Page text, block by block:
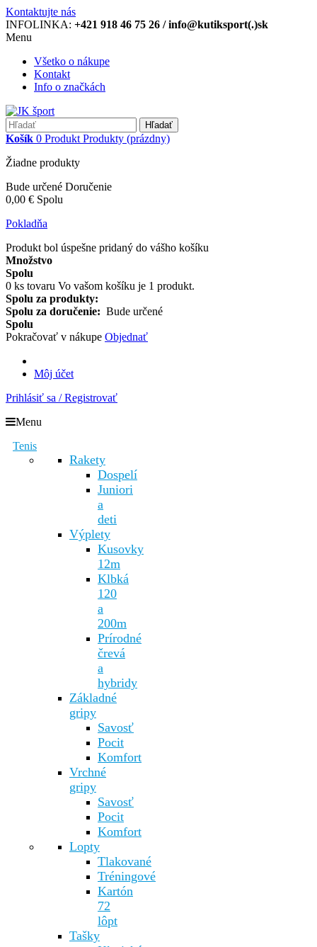
Kontaktujte nás
INFOLINKA: +421 918 46 75 26 / info@kutiksport(.)sk
Menu
Všetko o nákupe
Kontakt
Info o značkách
Hľadať
Košík 0 Produkt Produkty (prázdny)
Žiadne produkty
Bude určené Doručenie
0,00 € Spolu
Pokladňa
Produkt bol úspešne pridaný do vášho košíku
Množstvo
Spolu
0 ks tovaru Vo vašom košíku je 1 produkt.
Spolu za produkty:
Spolu za doručenie: Bude určené
Spolu
Pokračovať v nákupe Objednať
Môj účet
Prihlásiť sa / Registrovať
Menu
Tenis
Rakety
Dospelí
Juniori
a
deti
Výplety
Kusovky
12m
Klbká
120
a
200m
Prírodné
črevá
a
hybridy
Základné
gripy
Savosť
Pocit
Komfort
Vrchné
gripy
Savosť
Pocit
Komfort
Lopty
Tlakované
Tréningové
Kartón
72
lôpt
Tašky